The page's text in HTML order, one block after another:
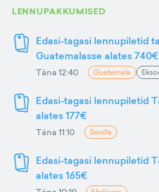
LENNUPAKKUMISED
Edasi-tagasi lennupiletid
Guatemalasse alates 740€
Täna 12:40 Guatemala
Edasi-tagasi lennupiletid
alates 177€
Täna 11:10 Sevilla
Edasi-tagasi lennupiletid
alates 165€